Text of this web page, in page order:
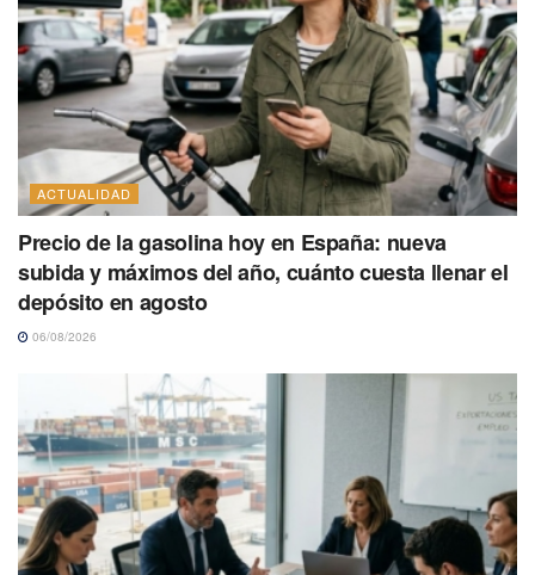
ACTUALIDAD
Precio de la gasolina hoy en España: nueva
subida y máximos del año, cuánto cuesta llenar el
depósito en agosto
06/08/2026